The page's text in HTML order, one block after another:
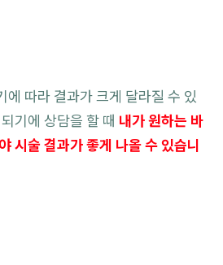
에 따라 결과가 크게 달라질 수 있
기에 상담을 할 때 내가 원하는 바
시술 결과가 좋게 나올 수 있습니